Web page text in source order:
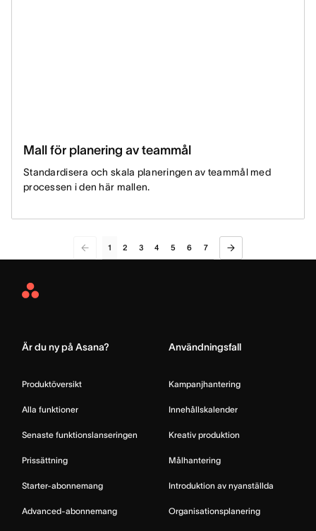
Mall för planering av teammål
Standardisera och skala planeringen av teammål med
processen i den här mallen.
1 2 3 4 5 6 7
Asana
Är du ny på Asana?
Produktöversikt
Alla funktioner
Senaste funktionslanseringen
Prissättning
Starter-abonnemang
Advanced-abonnemang
Användningsfall
Kampanjhantering
Innehållskalender
Kreativ produktion
Målhantering
Introduktion av nyanställda
Organisationsplanering